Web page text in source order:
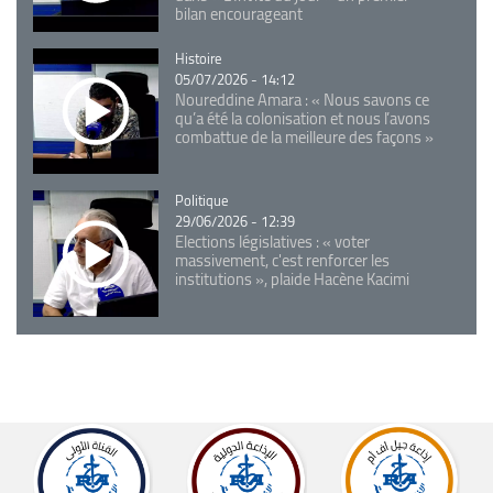
bilan encourageant
Catégorie
Histoire
05/07/2026 - 14:12
Noureddine Amara : « Nous savons ce
qu’a été la colonisation et nous l’avons
combattue de la meilleure des façons »
Catégorie
Politique
29/06/2026 - 12:39
Elections législatives : « voter
massivement, c'est renforcer les
institutions », plaide Hacène Kacimi